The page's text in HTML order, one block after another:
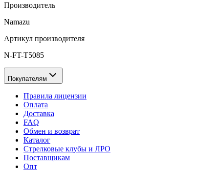
Производитель
Namazu
Артикул производителя
N-FT-T5085
Покупателям
Правила лицензии
Оплата
Доставка
FAQ
Обмен и возврат
Каталог
Стрелковые клубы и ЛРО
Поставщикам
Опт